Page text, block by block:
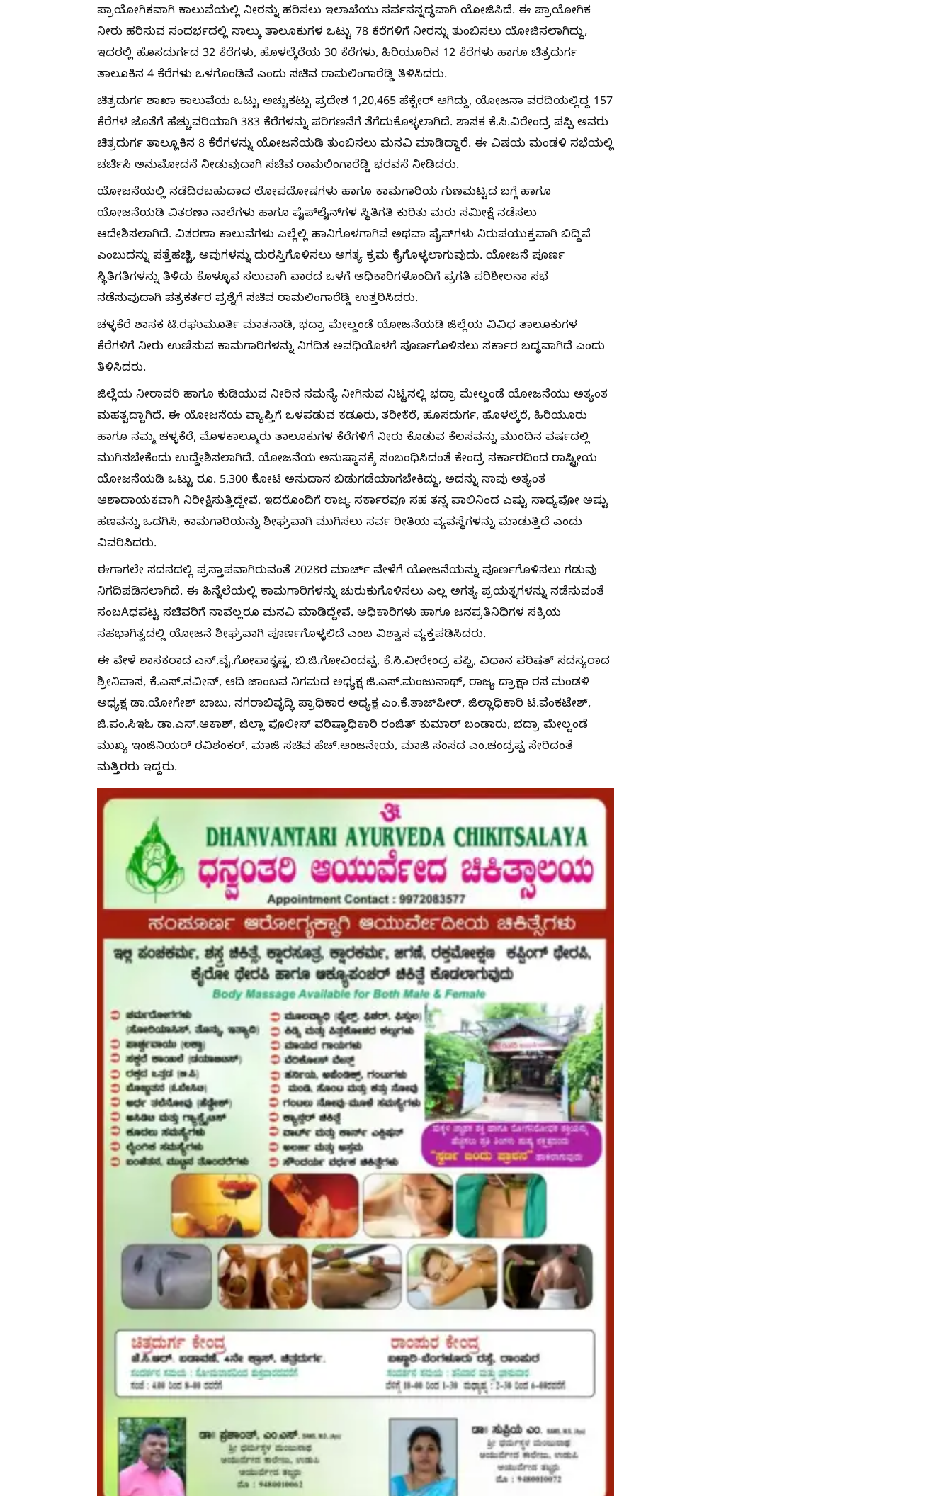
ಪ್ರಾಯೋಗಿಕವಾಗಿ ಕಾಲುವೆಯಲ್ಲಿ ನೀರನ್ನು ಹರಿಸಲು ಇಲಾಖೆಯು ಸರ್ವಸನ್ನದ್ಧವಾಗಿ ಯೋಜಿಸಿದೆ. ಈ ಪ್ರಾಯೋಗಿಕ
ನೀರು ಹರಿಸುವ ಸಂದರ್ಭದಲ್ಲಿ ನಾಲ್ಕು ತಾಲೂಕುಗಳ ಒಟ್ಟು 78 ಕೆರೆಗಳಿಗೆ ನೀರನ್ನು ತುಂಬಿಸಲು ಯೋಜಿಸಲಾಗಿದ್ದು,
ಇದರಲ್ಲಿ ಹೊಸದುರ್ಗದ 32 ಕೆರೆಗಳು, ಹೊಳಲ್ಕೆರೆಯ 30 ಕೆರೆಗಳು, ಹಿರಿಯೂರಿನ 12 ಕೆರೆಗಳು ಹಾಗೂ ಚಿತ್ರದುರ್ಗ
ತಾಲೂಕಿನ 4 ಕೆರೆಗಳು ಒಳಗೊಂಡಿವೆ ಎಂದು ಸಚಿವ ರಾಮಲಿಂಗಾರೆಡ್ಡಿ ತಿಳಿಸಿದರು.
ಚಿತ್ರದುರ್ಗ ಶಾಖಾ ಕಾಲುವೆಯ ಒಟ್ಟು ಅಚ್ಚುಕಟ್ಟು ಪ್ರದೇಶ 1,20,465 ಹೆಕ್ಟೇರ್ ಆಗಿದ್ದು, ಯೋಜನಾ ವರದಿಯಲ್ಲಿದ್ದ 157
ಕೆರೆಗಳ ಜೊತೆಗೆ ಹೆಚ್ಚುವರಿಯಾಗಿ 383 ಕೆರೆಗಳನ್ನು ಪರಿಗಣನೆಗೆ ತೆಗೆದುಕೊಳ್ಳಲಾಗಿದೆ. ಶಾಸಕ ಕೆ.ಸಿ.ವಿರೇಂದ್ರ ಪಪ್ಪಿ ಅವರು
ಚಿತ್ರದುರ್ಗ ತಾಲ್ಲೂಕಿನ 8 ಕೆರೆಗಳನ್ನು ಯೋಜನೆಯಡಿ ತುಂಬಿಸಲು ಮನವಿ ಮಾಡಿದ್ದಾರೆ. ಈ ವಿಷಯ ಮಂಡಳಿ ಸಭೆಯಲ್ಲಿ
ಚರ್ಚಿಸಿ ಅನುಮೋದನೆ ನೀಡುವುದಾಗಿ ಸಚಿವ ರಾಮಲಿಂಗಾರೆಡ್ಡಿ ಭರವಸೆ ನೀಡಿದರು.
ಯೋಜನೆಯಲ್ಲಿ ನಡೆದಿರಬಹುದಾದ ಲೋಪದೋಷಗಳು ಹಾಗೂ ಕಾಮಗಾರಿಯ ಗುಣಮಟ್ಟದ ಬಗ್ಗೆ ಹಾಗೂ
ಯೋಜನೆಯಡಿ ವಿತರಣಾ ನಾಲೆಗಳು ಹಾಗೂ ಪೈಪ್‌ಲೈನ್‌ಗಳ ಸ್ಥಿತಿಗತಿ ಕುರಿತು ಮರು ಸಮೀಕ್ಷೆ ನಡೆಸಲು
ಆದೇಶಿಸಲಾಗಿದೆ. ವಿತರಣಾ ಕಾಲುವೆಗಳು ಎಲ್ಲೆಲ್ಲಿ ಹಾನಿಗೊಳಗಾಗಿವೆ ಅಥವಾ ಪೈಪ್‌ಗಳು ನಿರುಪಯುಕ್ತವಾಗಿ ಬಿದ್ದಿವೆ
ಎಂಬುದನ್ನು ಪತ್ತೆಹಚ್ಚಿ, ಅವುಗಳನ್ನು ದುರಸ್ತಿಗೊಳಿಸಲು ಅಗತ್ಯ ಕ್ರಮ ಕೈಗೊಳ್ಳಲಾಗುವುದು. ಯೋಜನೆ ಪೂರ್ಣ
ಸ್ಥಿತಿಗತಿಗಳನ್ನು ತಿಳಿದು ಕೊಳ್ಳೂವ ಸಲುವಾಗಿ ವಾರದ ಒಳಗೆ ಅಧಿಕಾರಿಗಳೊಂದಿಗೆ ಪ್ರಗತಿ ಪರಿಶೀಲನಾ ಸಭೆ
ನಡೆಸುವುದಾಗಿ ಪತ್ರಕರ್ತರ ಪ್ರಶ್ನೆಗೆ ಸಚಿವ ರಾಮಲಿಂಗಾರೆಡ್ಡಿ ಉತ್ತರಿಸಿದರು.
ಚಳ್ಳಕೆರೆ ಶಾಸಕ ಟಿ.ರಘುಮೂರ್ತಿ ಮಾತನಾಡಿ, ಭದ್ರಾ ಮೇಲ್ದಂಡೆ ಯೋಜನೆಯಡಿ ಜಿಲ್ಲೆಯ ವಿವಿಧ ತಾಲೂಕುಗಳ
ಕೆರೆಗಳಿಗೆ ನೀರು ಉಣಿಸುವ ಕಾಮಗಾರಿಗಳನ್ನು ನಿಗದಿತ ಅವಧಿಯೊಳಗೆ ಪೂರ್ಣಗೊಳಿಸಲು ಸರ್ಕಾರ ಬದ್ಧವಾಗಿದೆ ಎಂದು
ತಿಳಿಸಿದರು.
ಜಿಲ್ಲೆಯ ನೀರಾವರಿ ಹಾಗೂ ಕುಡಿಯುವ ನೀರಿನ ಸಮಸ್ಯೆ ನೀಗಿಸುವ ನಿಟ್ಟಿನಲ್ಲಿ ಭದ್ರಾ ಮೇಲ್ದಂಡೆ ಯೋಜನೆಯು ಅತ್ಯಂತ
ಮಹತ್ವದ್ದಾಗಿದೆ. ಈ ಯೋಜನೆಯ ವ್ಯಾಪ್ತಿಗೆ ಒಳಪಡುವ ಕಡೂರು, ತರೀಕೆರೆ, ಹೊಸದುರ್ಗ, ಹೊಳಲ್ಕೆರೆ, ಹಿರಿಯೂರು
ಹಾಗೂ ನಮ್ಮ ಚಳ್ಳಕೆರೆ, ಮೊಳಕಾಲ್ಮೂರು ತಾಲೂಕುಗಳ ಕೆರೆಗಳಿಗೆ ನೀರು ಕೊಡುವ ಕೆಲಸವನ್ನು ಮುಂದಿನ ವರ್ಷದಲ್ಲಿ
ಮುಗಿಸಬೇಕೆಂದು ಉದ್ದೇಶಿಸಲಾಗಿದೆ. ಯೋಜನೆಯ ಅನುಷ್ಠಾನಕ್ಕೆ ಸಂಬಂಧಿಸಿದಂತೆ ಕೇಂದ್ರ ಸರ್ಕಾರದಿಂದ ರಾಷ್ಟ್ರೀಯ
ಯೋಜನೆಯಡಿ ಒಟ್ಟು ರೂ. 5,300 ಕೋಟಿ ಅನುದಾನ ಬಿಡುಗಡೆಯಾಗಬೇಕಿದ್ದು, ಅದನ್ನು ನಾವು ಅತ್ಯಂತ
ಆಶಾದಾಯಕವಾಗಿ ನಿರೀಕ್ಷಿಸುತ್ತಿದ್ದೇವೆ. ಇದರೊಂದಿಗೆ ರಾಜ್ಯ ಸರ್ಕಾರವೂ ಸಹ ತನ್ನ ಪಾಲಿನಿಂದ ಎಷ್ಟು ಸಾಧ್ಯವೋ ಅಷ್ಟು
ಹಣವನ್ನು ಒದಗಿಸಿ, ಕಾಮಗಾರಿಯನ್ನು ಶೀಘ್ರವಾಗಿ ಮುಗಿಸಲು ಸರ್ವ ರೀತಿಯ ವ್ಯವಸ್ಥೆಗಳನ್ನು ಮಾಡುತ್ತಿದೆ ಎಂದು
ವಿವರಿಸಿದರು.
ಈಗಾಗಲೇ ಸದನದಲ್ಲಿ ಪ್ರಸ್ತಾಪವಾಗಿರುವಂತೆ 2028ರ ಮಾರ್ಚ್ ವೇಳೆಗೆ ಯೋಜನೆಯನ್ನು ಪೂರ್ಣಗೊಳಿಸಲು ಗಡುವು
ನಿಗದಿಪಡಿಸಲಾಗಿದೆ. ಈ ಹಿನ್ನೆಲೆಯಲ್ಲಿ ಕಾಮಗಾರಿಗಳನ್ನು ಚುರುಕುಗೊಳಿಸಲು ಎಲ್ಲ ಅಗತ್ಯ ಪ್ರಯತ್ನಗಳನ್ನು ನಡೆಸುವಂತೆ
ಸಂಬAಧಪಟ್ಟ ಸಚಿವರಿಗೆ ನಾವೆಲ್ಲರೂ ಮನವಿ ಮಾಡಿದ್ದೇವೆ. ಅಧಿಕಾರಿಗಳು ಹಾಗೂ ಜನಪ್ರತಿನಿಧಿಗಳ ಸಕ್ರಿಯ
ಸಹಭಾಗಿತ್ವದಲ್ಲಿ ಯೋಜನೆ ಶೀಘ್ರವಾಗಿ ಪೂರ್ಣಗೊಳ್ಳಲಿದೆ ಎಂಬ ವಿಶ್ವಾಸ ವ್ಯಕ್ತಪಡಿಸಿದರು.
ಈ ವೇಳೆ ಶಾಸಕರಾದ ಎನ್.ವೈ.ಗೋಪಾಕೃಷ್ಣ, ಬಿ.ಜಿ.ಗೋವಿಂದಪ್ಪ, ಕೆ.ಸಿ.ವೀರೇಂದ್ರ ಪಪ್ಪಿ, ವಿಧಾನ ಪರಿಷತ್ ಸದಸ್ಯರಾದ
ಶ್ರೀನಿವಾಸ, ಕೆ.ಎಸ್.ನವೀನ್, ಆದಿ ಜಾಂಬವ ನಿಗಮದ ಅಧ್ಯಕ್ಷ ಜಿ.ಎಸ್.ಮಂಜುನಾಥ್, ರಾಜ್ಯ ದ್ರಾಕ್ಷಾ ರಸ ಮಂಡಳಿ
ಅಧ್ಯಕ್ಷ ಡಾ.ಯೋಗೇಶ್ ಬಾಬು, ನಗರಾಭಿವೃದ್ಧಿ ಪ್ರಾಧಿಕಾರ ಅಧ್ಯಕ್ಷ ಎಂ.ಕೆ.ತಾಜ್‌ಪೀರ್, ಜಿಲ್ಲಾಧಿಕಾರಿ ಟಿ.ವೆಂಕಟೇಶ್,
ಜಿ.ಪಂ.ಸಿಇಓ ಡಾ.ಎಸ್.ಆಕಾಶ್, ಜಿಲ್ಲಾ ಪೊಲೀಸ್ ವರಿಷ್ಠಾಧಿಕಾರಿ ರಂಜಿತ್ ಕುಮಾರ್ ಬಂಡಾರು, ಭದ್ರಾ ಮೇಲ್ದಂಡೆ
ಮುಖ್ಯ ಇಂಜಿನಿಯರ್ ರವಿಶಂಕರ್, ಮಾಜಿ ಸಚಿವ ಹೆಚ್.ಆಂಜನೇಯ, ಮಾಜಿ ಸಂಸದ ಎಂ.ಚಂದ್ರಪ್ಪ ಸೇರಿದಂತೆ
ಮತ್ತಿರರು ಇದ್ದರು.